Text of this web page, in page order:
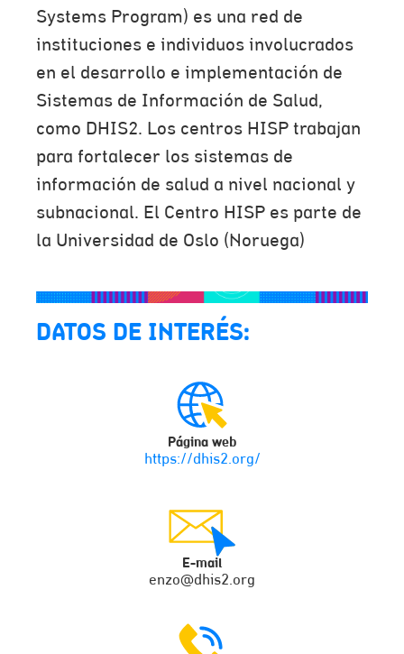
Systems Program) es una red de
instituciones e individuos involucrados
en el desarrollo e implementación de
Sistemas de Información de Salud,
como DHIS2. Los centros HISP trabajan
para fortalecer los sistemas de
información de salud a nivel nacional y
subnacional. El Centro HISP es parte de
la Universidad de Oslo (Noruega)
DATOS DE INTERÉS:
Página web
https://dhis2.org/
E-mail
enzo@dhis2.org